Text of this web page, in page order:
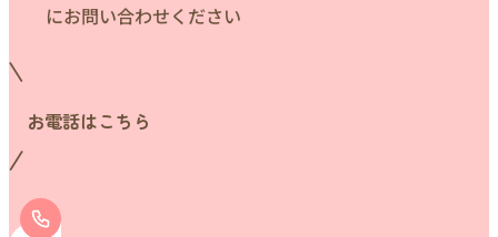
にお問い合わせください
お電話はこちら